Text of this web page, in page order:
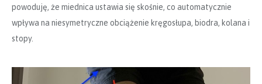
powoduję, że miednica ustawia się skośnie, co automatycznie
wpływa na niesymetryczne obciążenie kręgosłupa, biodra, kolana i
stopy.